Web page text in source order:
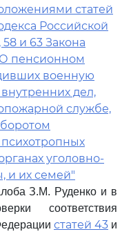
статей
Российской
и 63 Закона
пенсионном
военную
дел,
службе,
психотропных
уголовно-
и их семей"
З.М. Руденко и в
соответствия
статей 43 и